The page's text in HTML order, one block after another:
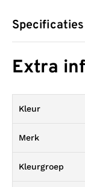
Specificaties
Extra
Kleur
Merk
Kleurgroep